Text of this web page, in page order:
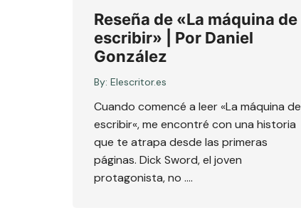
Reseña de «La máquina de
escribir» | Por Daniel
González
By: Elescritor.es
Cuando comencé a leer «La máquina de
escribir«, me encontré con una historia
que te atrapa desde las primeras
páginas. Dick Sword, el joven
protagonista, no ….